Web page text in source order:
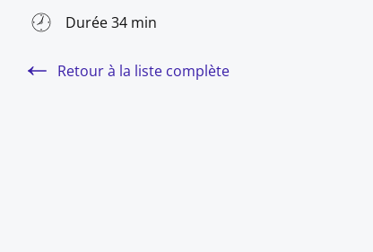
Durée 34 min
Retour à la liste complète